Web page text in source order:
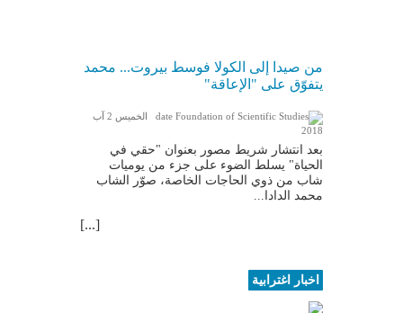
من صيدا إلى الكولا فوسط بيروت... محمد
يتفوّق على "الإعاقة"
الخميس 2 آب
2018
بعد انتشار شريط مصور بعنوان "حقي في
الحياة" يسلط الضوء على جزء من يوميات
شاب من ذوي الحاجات الخاصة، صوّر الشاب
محمد الدادا...
[...]
اخبار اغترابية